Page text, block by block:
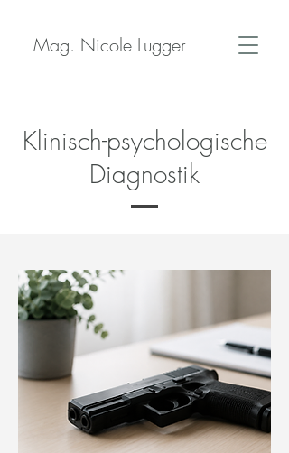
Mag. Nicole Lugger
Klinisch-psychologische
Diagnostik